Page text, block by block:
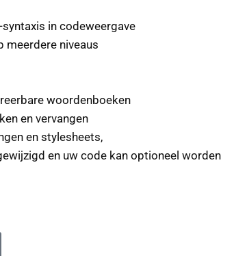
in codeweergave
meerdere niveaus
woordenboeken
en vervangen
en stylesheets,
en uw code kan optioneel worden